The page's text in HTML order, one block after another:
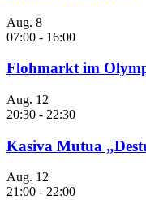
Aug. 8
07:00 - 16:00
Flohmarkt im
Aug. 12
20:30 - 22:30
Kasiva Mutua
Aug. 12
21:00 - 22:00